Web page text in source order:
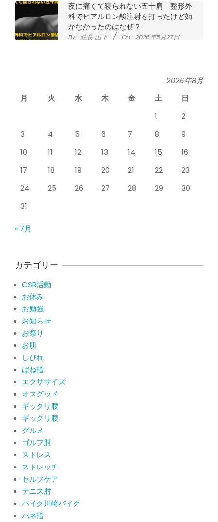
夜に痛くて寝られない五十肩 整形外
科でヒアルロン酸注射を打ったけど効
かなかったのはなぜ？
By: 院長 山下 On: 2026年5月27日
2026年5月26日
膝のお皿の下が痛くて運動できない！
たほうがいい？それとも温める？
By: 院長 山下 On: 2026年5月25日
をしても痛みが取れない膝痛で来院さ
れた患者さまの声
By: 院長 山下 On: 2026年5月23日
ジャンプやダッシュで膝のお皿の下が
By: 院長 山下 On: 2026年5月22日
2026年8月
月
火 水 木 金 土
日
1
2
3
4 5 6 7 8
9
10
11 12 13 14 15
16
17
18 19 20 21 22
23
24
25 26 27 28 29
30
31
« 7月
カテゴリー
CSR活動
お休み
お勉強
お知らせ
お祭り
お肌
しびれ
ばね指
エクササイズ
オスグッド
ギックリ腰
ギックリ腰
グルメ
ゴルフ肘
ストレス
ストレッチ
セルフケア
テニス肘
バイク川崎バイク
バネ指